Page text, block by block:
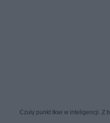
Czuły punkt tkwi w inteligencji. Z